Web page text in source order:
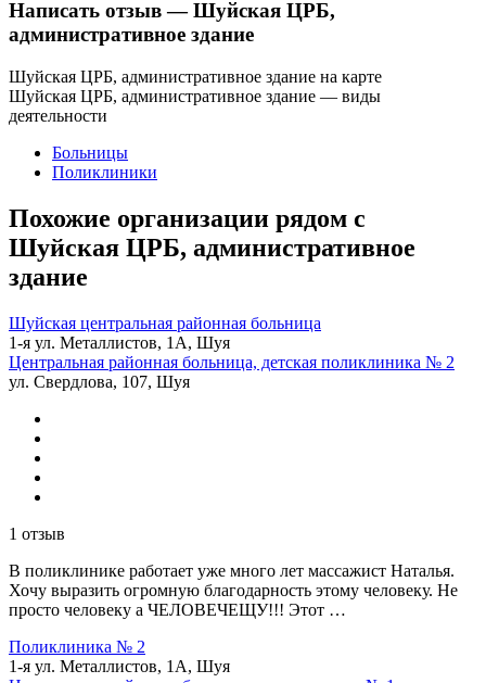
Написать отзыв— Шуйская ЦРБ,
административное здание
Шуйская ЦРБ, административное здание на карте
Шуйская ЦРБ, административное здание — виды
деятельности
Больницы
Поликлиники
Похожие организации рядом с
Шуйская ЦРБ, административное
здание
Шуйская центральная районная больница
1-я ул. Металлистов, 1А, Шуя
Центральная районная больница, детская поликлиника № 2
ул. Свердлова, 107, Шуя
1 отзыв
В поликлинике работает уже много лет массажист Наталья.
Хочу выразить огромную благодарность этому человеку. Не
просто человеку а ЧЕЛОВЕЧЕЩУ!!! Этот …
Поликлиника № 2
1-я ул. Металлистов, 1А, Шуя